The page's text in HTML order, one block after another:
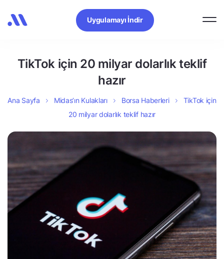
Uygulamayı İndir
TikTok için 20 milyar dolarlık teklif
hazır
Ana Sayfa Midas’ın Kulakları Borsa Haberleri
TikTok için
20 milyar dolarlık teklif hazır